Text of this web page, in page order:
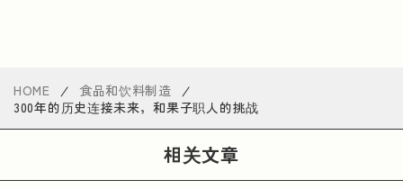
HOME
食品和饮料制造
300年的历史连接未来，和果子职人的挑战
相关文章